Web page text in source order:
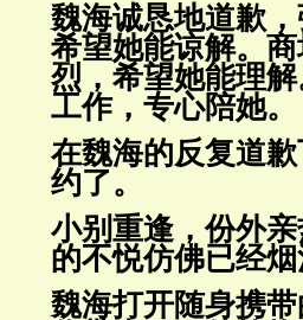
魏海诚恳地道歉
希望她能谅解。
烈，希望她能理
工作，专心陪她。
在魏海的反复道
约了。
小别重逢，份外
的不悦仿佛已经
魏海打开随身携